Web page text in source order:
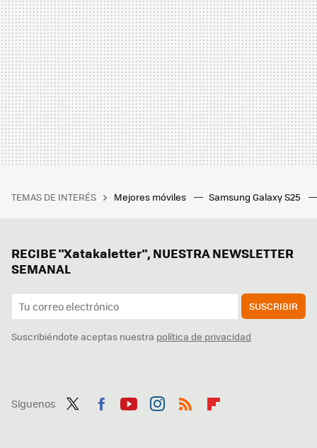
TEMAS DE INTERÉS Mejores móviles Samsung Galaxy S25
RECIBE "Xatakaletter", NUESTRA NEWSLETTER
SEMANAL
SUSCRIBIR
Suscribiéndote aceptas nuestra política de privacidad
Síguenos